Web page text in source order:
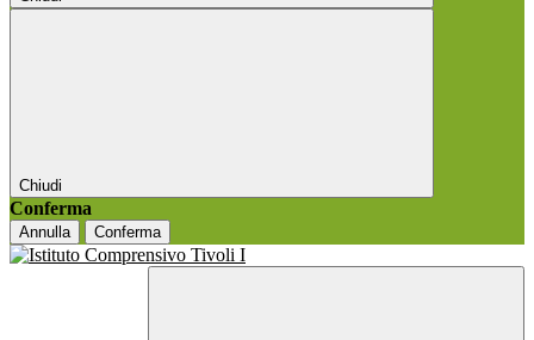
Chiudi
Conferma
Annulla Conferma